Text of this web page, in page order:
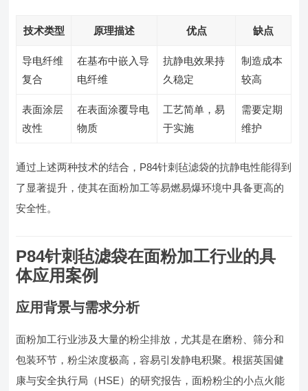
技术类型 原理描述 优点 缺点
导电纤维
复合
在基布中嵌入导
电纤维
抗静电效果持
久稳定
制造成本
较高
表面涂层
改性
在表面涂覆导电
物质
工艺简单，易
于实施
需要定期
维护
通过上述两种技术的结合，P84针刺毡滤袋的抗静电性能得到
了显著提升，使其在面粉加工等易燃易爆环境中具备更高的
安全性。
P84针刺毡滤袋在面粉加工行业的具
体应用案例
应用背景与需求分析
面粉加工行业涉及大量的粉尘排放，尤其是在磨粉、筛分和
包装环节，粉尘浓度极高，容易引发静电积聚。根据英国健
康与安全执行局（HSE）的研究报告，面粉粉尘的小点火能